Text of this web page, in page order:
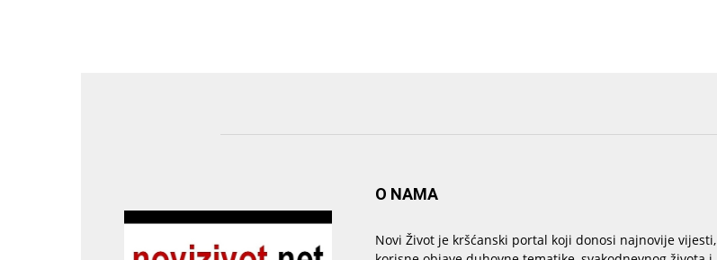
O NAMA
Novi Život je kršćanski portal koji donosi najnovije vijesti,